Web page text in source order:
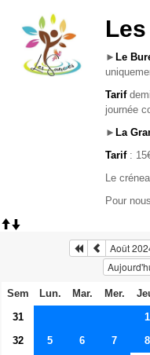
► Le
Tarif
journée
► La
Tarif :
Le
Pour
Août
Sem Lun. Mar. Mer.
31
1
32
5 6 7 8